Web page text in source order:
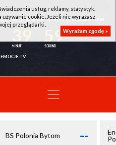
- KSK QEMETICA NOTEĆ INOWROCŁAW
59
TV
BS Polonia Bytom --
usług, reklamy, statystyk.
używanie cookie. Jeżeli nie wyrażasz
przeglądarki.
Wyrażam zgodę »